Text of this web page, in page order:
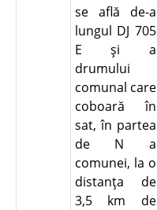
se află de-a
lungul DJ 705
E şi a
drumului
comunal care
coboară în
sat, în partea
de N a
comunei, la o
distanţa de
3,5 km de